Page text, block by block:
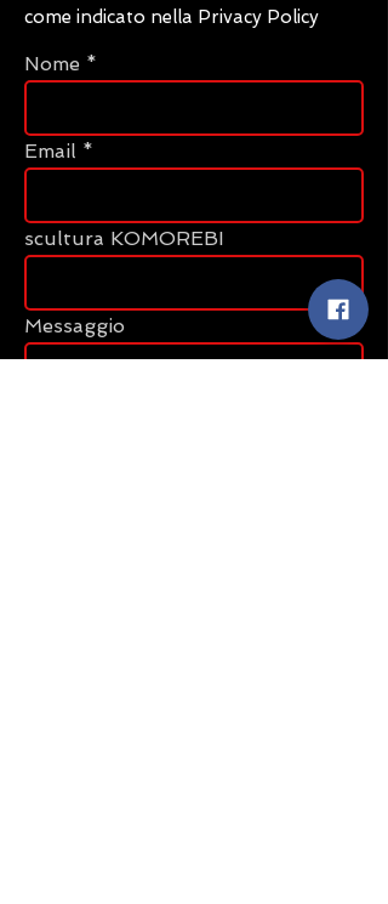
come indicato nella Privacy Policy
Nome
Email
scultura KOMOREBI
Messaggio